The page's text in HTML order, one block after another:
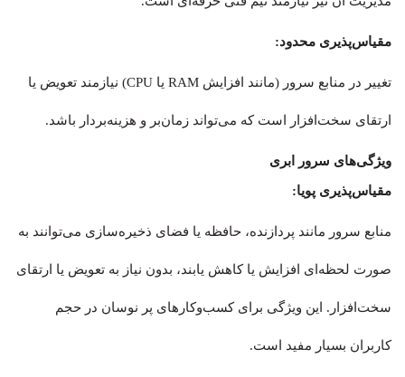
مقیاس‌پذیری محدود:
تغییر در منابع سرور (مانند افزایش RAM یا CPU) نیازمند تعویض یا
ارتقای سخت‌افزار است که می‌تواند زمان‌بر و هزینه‌بردار باشد.
ویژگی‌های سرور ابری
مقیاس‌پذیری پویا:
منابع سرور مانند پردازنده، حافظه یا فضای ذخیره‌سازی می‌توانند به
صورت لحظه‌ای افزایش یا کاهش یابند، بدون نیاز به تعویض یا ارتقای
سخت‌افزار. این ویژگی برای کسب‌وکارهای پر نوسان در حجم
کاربران بسیار مفید است.